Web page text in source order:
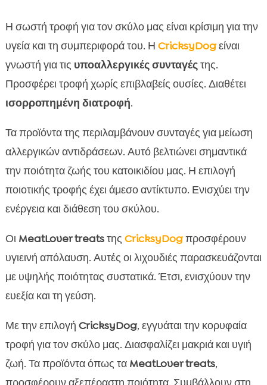
Η σωστή τροφή για τον σκύλο μας είναι κρίσιμη για την
υγεία και τη συμπεριφορά του. Η CricksyDogείναι
γνωστή για τις υποαλλεργικές συνταγέςτης.
Προσφέρει τροφή χωρίς επιβλαβείς ουσίες. Διαθέτει
ισορροπημένη διατροφή.
Τα προϊόντα της περιλαμβάνουν συνταγές για μείωση
αλλεργικών αντιδράσεων. Αυτό βελτιώνει σημαντικά
την ποιότητα ζωής του κατοικιδίου μας. Η επιλογή
ποιοτικής τροφής έχει άμεσο αντίκτυπο. Ενισχύει την
ενέργεια και διάθεση του σκύλου.
Οι MeatLover treatsτης CricksyDogπροσφέρουν
υγιεινή απόλαυση. Αυτές οι λιχουδιές παρασκευάζονται
με υψηλής ποιότητας συστατικά. Έτσι, ενισχύουν την
ευεξία και τη γεύση.
Με την επιλογή CricksyDog, εγγυάται την κορυφαία
τροφή για τον σκύλο μας. Διασφαλίζει μακριά και υγιή
ζωή. Τα προϊόντα όπως τα MeatLover treats,